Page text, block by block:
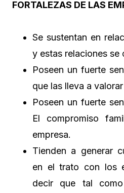
FORTALEZAS DE LAS
Se sustentan en
y estas relaciones se
Poseen un fuerte
que las lleva a
Poseen un fuerte
El compromiso
empresa.
Tienden a generar
en el trato con los
decir que tal